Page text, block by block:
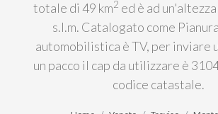
totale di 49 km2 ed è ad
s.l.m. Catalogato come
automobilistica è TV, per inviare
un pacco il cap da utilizzare è
codice catastale.